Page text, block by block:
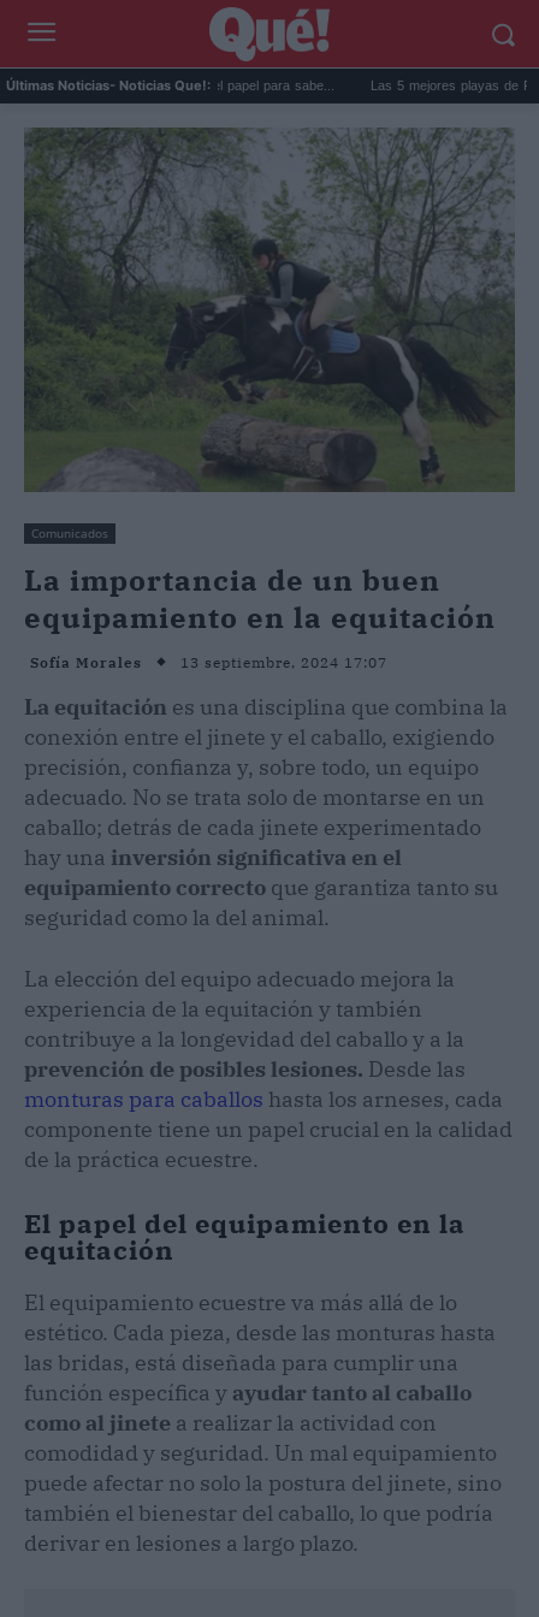
Últimas Noticias- Noticias Que!:
de la nevera: el truco del papel para sabe... Las 5 mejores playas de
Comunicados
La importancia de un buen
equipamiento en la equitación
Sofía Morales 13 septiembre, 2024 17:07
La equitación es una disciplina que combina la
conexión entre el jinete y el caballo, exigiendo
precisión, confianza y, sobre todo, un equipo
adecuado. No se trata solo de montarse en un
caballo; detrás de cada jinete experimentado
hay una inversión significativa en el
equipamiento correcto que garantiza tanto su
seguridad como la del animal.
La elección del equipo adecuado mejora la
experiencia de la equitación y también
contribuye a la longevidad del caballo y a la
prevención de posibles lesiones. Desde las
monturas para caballos hasta los arneses, cada
componente tiene un papel crucial en la calidad
de la práctica ecuestre.
El papel del equipamiento en la
equitación
El equipamiento ecuestre va más allá de lo
estético. Cada pieza, desde las monturas hasta
las bridas, está diseñada para cumplir una
función específica y ayudar tanto al caballo
como al jinete a realizar la actividad con
comodidad y seguridad. Un mal equipamiento
puede afectar no solo la postura del jinete, sino
también el bienestar del caballo, lo que podría
derivar en lesiones a largo plazo.